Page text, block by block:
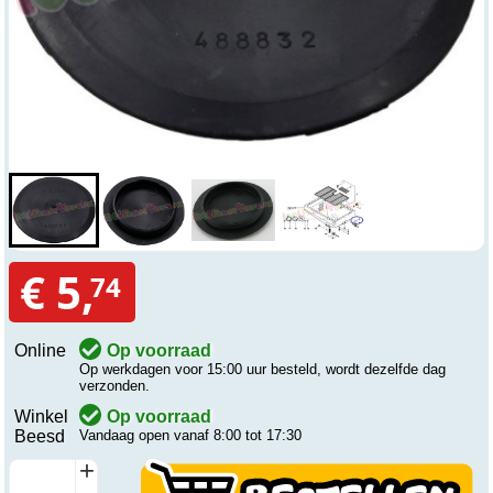
€ 5,74
Online Op voorraad
Op werkdagen voor 15:00 uur besteld, wordt dezelfde dag
verzonden.
Winkel
Beesd
Op voorraad
Vandaag open vanaf 8:00 tot 17:30
+